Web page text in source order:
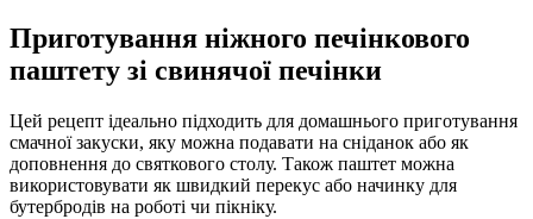
Приготування ніжного печінкового
паштету зі свинячої печінки
Цей рецепт ідеально підходить для домашнього приготування
смачної закуски, яку можна подавати на сніданок або як
доповнення до святкового столу. Також паштет можна
використовувати як швидкий перекус або начинку для
бутербродів на роботі чи пікніку.